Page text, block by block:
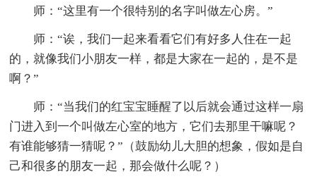
师：“这里有一个很特别的名字叫做左心房。”
师：“诶，我们一起来看看它们有好多人住在一起
的，就像我们小朋友一样，都是大家在一起的，是不是
啊？”
师：“当我们的红宝宝睡醒了以后就会通过这样一扇
门进入到一个叫做左心室的地方，它们去那里干嘛呢？
有谁能够猜一猜呢？”（鼓励幼儿大胆的想象，假如是自
己和很多的朋友一起，那会做什么呢？）